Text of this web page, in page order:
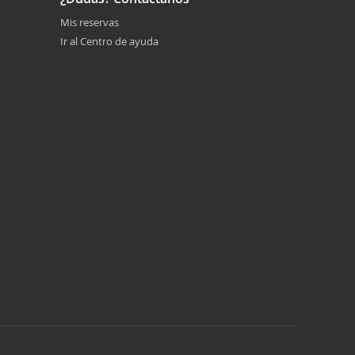
Mis reservas
Ir al Centro de ayuda